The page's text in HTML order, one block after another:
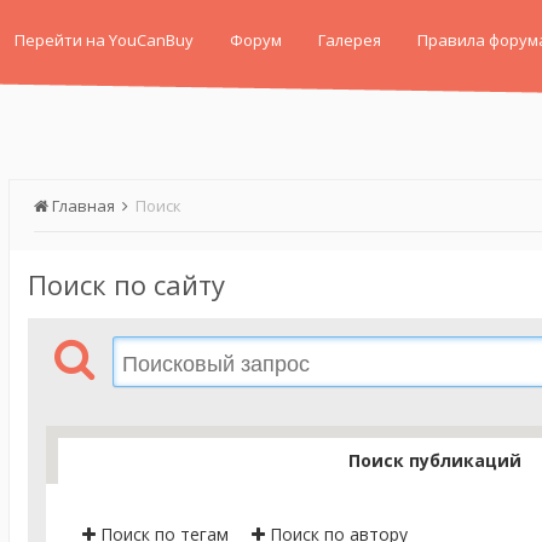
Перейти на YouCanBuy Форум Галерея Правила
Главная Поиск
Поиск по сайту
Поиск публикаций
Поиск по тегам Поиск по автору